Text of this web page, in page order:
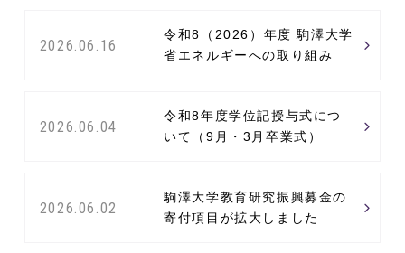
2026.06.16
令和8（2026）年度 駒澤大学
省エネルギーへの取り組み
2026.06.04
令和8年度学位記授与式につ
いて（9月・3月卒業式）
2026.06.02
駒澤大学教育研究振興募金の
寄付項目が拡大しました